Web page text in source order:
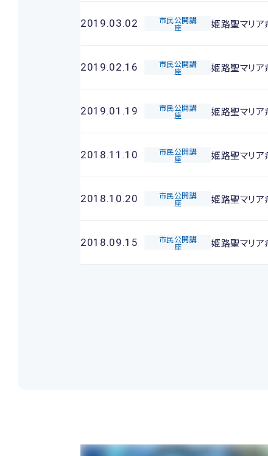
2019.03.02 市民公開講
座 姫路聖マリ
2019.02.16 市民公開講
座 姫路聖マリ
2019.01.19 市民公開講
座 姫路聖マリ
2018.11.10 市民公開講
座 姫路聖マリ
2018.10.20 市民公開講
座 姫路聖マリ
2018.09.15 市民公開講
座 姫路聖マリ